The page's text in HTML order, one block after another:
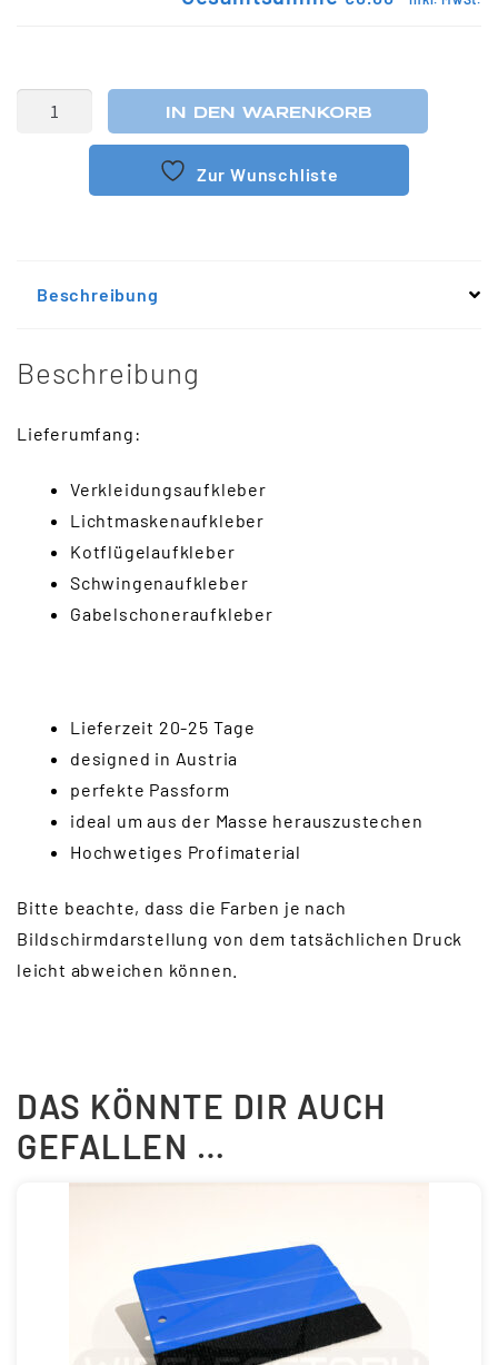
IN DEN WARENKORB
Zur Wunschliste
Beschreibung
Beschreibung
Lieferumfang:
Verkleidungsaufkleber
Lichtmaskenaufkleber
Kotflügelaufkleber
Schwingenaufkleber
Gabelschoneraufkleber
Lieferzeit 20-25 Tage
designed in Austria
perfekte Passform
ideal um aus der Masse herauszustechen
Hochwetiges Profimaterial
Bitte beachte, dass die Farben je nach
Bildschirmdarstellung von dem tatsächlichen Druck
leicht abweichen können.
DAS KÖNNTE DIR AUCH
GEFALLEN …